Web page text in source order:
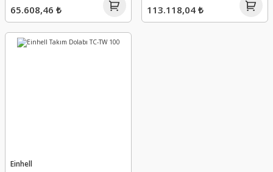
65.608,46 ₺ 113.118,04 ₺
Einhell